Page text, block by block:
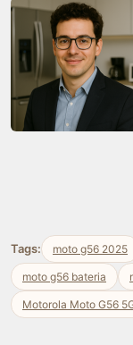
Tags: moto g56 2025
moto g56 bateria
Motorola Moto G56